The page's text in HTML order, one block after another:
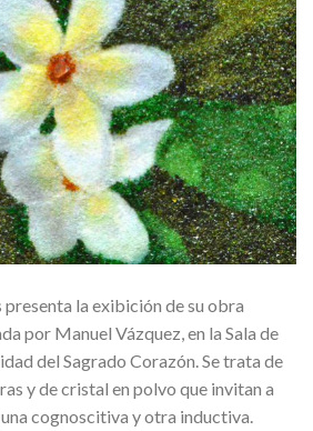
presenta la exibición de su obra
por Manuel Vázquez, en la Sala de
del Sagrado Corazón. Se trata de
y de cristal en polvo que invitan a
cognoscitiva y otra inductiva.